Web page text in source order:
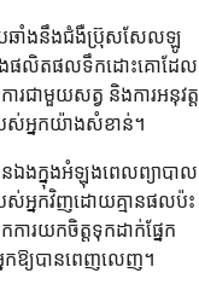
កប្រឆាំងនឹងជំងឺប្រ៊ុសសែលឡូ
ាងផលិតផលទឹកដោះគោដែល
ារជាមួយសត្វ និងការអនុវត្ត
បស់អ្នកយ៉ាងសំខាន់។
លួនឯងក្នុងអំឡុងពេលព្យាបាល
បស់អ្នកវិញដោយគ្មានផលប៉ះ
ារយកចិត្តទុកដាក់ផ្នែក
អ្នកឱ្យបានពេញលេញ។